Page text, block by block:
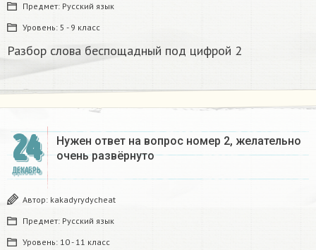
Предмет: Русский язык
Уровень: 5 - 9 класс
Разбор слова беспощадный под цифрой 2
24
ДЕКАБРЬ
Нужен ответ на вопрос номер 2, желательно
очень развёрнуто
Автор: kakadyrydycheat
Предмет: Русский язык
Уровень: 10 - 11 класс